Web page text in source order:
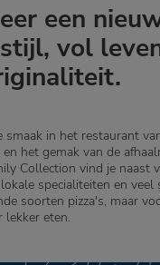
een
vol
smaak in het restaurant
het gemak van de
Collection vind je naast
specialiteiten en veel
soorten pizza's, maar
lekker eten.